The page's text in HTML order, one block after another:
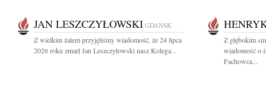
JAN LESZCZYŁOWSKI GDAŃSK
Z wielkim żalem przyjęliśmy wiadomość, że 24 lipca
2026 roku zmarł Jan Leszczyłowski nasz Kolega...
Z głębokim
wiadomość o
Fachowca...